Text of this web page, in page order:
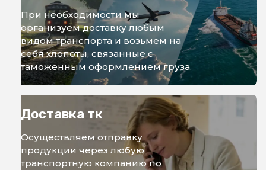
При необходимости мы
организуем доставку любым
видом транспорта и возьмем на
себя хлопоты, связанные с
таможенным оформлением груза.
Доставка тк
Осуществляем отправку
продукции через любую
транспортную компанию по